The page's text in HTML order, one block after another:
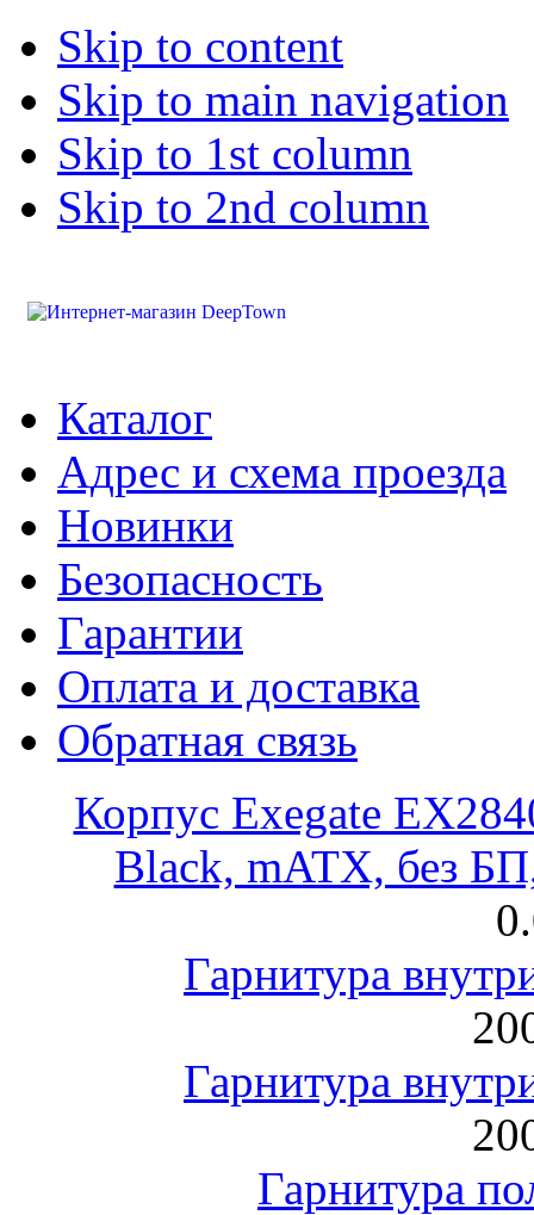
Skip to content
Skip to main navigation
Skip to 1st column
Skip to 2nd column
Каталог
Адрес и схема проезда
Новинки
Безопасность
Гарантии
Оплата и доставка
Обратная связь
Корпус Exegate
Black, mATX, без
Гарнитура
Гарнитура
Гарнитура